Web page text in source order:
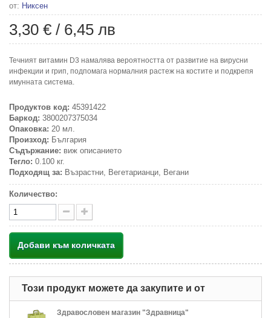
от: Никсен
3,30 € / 6,45 лв
Течният витамин D3 намалява вероятността от развитие на вирусни
инфекции и грип, подпомага нормалния растеж на костите и подкрепя
имунната система.
Продуктов код: 45391422
Баркод: 3800207375034
Опаковка: 20 мл.
Произход: България
Съдържание: виж описанието
Тегло: 0.100 кг.
Подходящ за: Възрастни, Вегетарианци, Вегани
Количество:
Добави към количката
Този продукт можете да закупите и от
Здравословен магазин "Здравница"